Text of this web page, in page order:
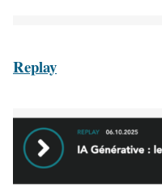
Replay